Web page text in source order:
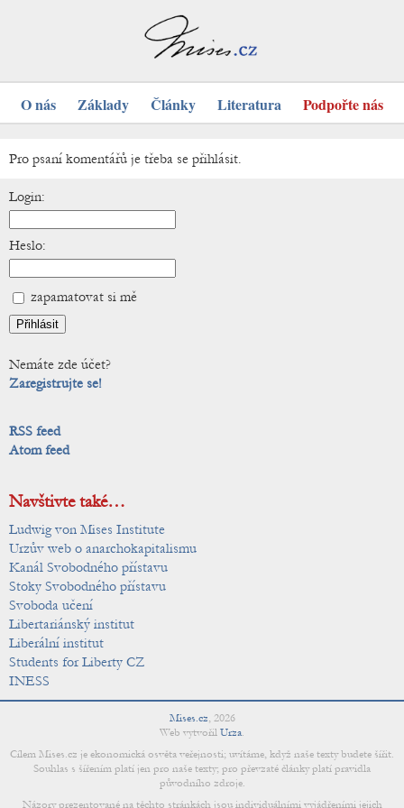
O nás Základy Články Literatura Podpořte nás
Pro psaní komentářů je třeba se přihlásit.
Login:
Heslo:
zapamatovat si mě
Nemáte zde účet?
Zaregistrujte se!
RSS feed
Atom feed
Navštivte také…
Ludwig von Mises Institute
Urzův web o anarchokapitalismu
Kanál Svobodného přístavu
Stoky Svobodného přístavu
Svoboda učení
Libertariánský institut
Liberální institut
Students for Liberty CZ
INESS
Mises.cz, 2026
Web vytvořil Urza.
Cílem Mises.cz je ekonomická osvěta veřejnosti; uvítáme, když naše texty budete šířit.
Souhlas s šířením platí jen pro naše texty; pro převzaté články platí pravidla
původního zdroje.
Názory prezentované na těchto stránkách jsou individuálními vyjádřeními jejich